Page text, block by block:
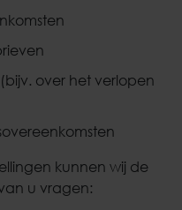
over het verlopen
kunnen wij de
u vragen: